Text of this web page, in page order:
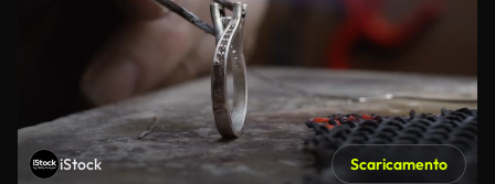
iStock Scaricamento